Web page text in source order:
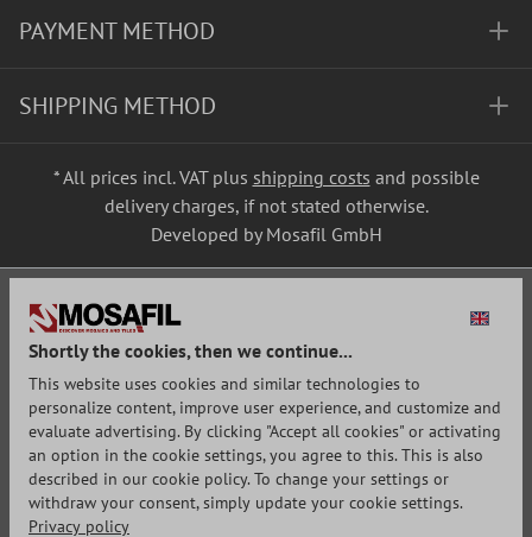
PAYMENT METHOD
SHIPPING METHOD
* All prices incl. VAT plus shipping costs and possible
delivery charges, if not stated otherwise.
Developed by Mosafil GmbH
Shortly the cookies, then we continue...
This website uses cookies and similar technologies to
personalize content, improve user experience, and customize and
evaluate advertising. By clicking "Accept all cookies" or activating
an option in the cookie settings, you agree to this. This is also
described in our cookie policy. To change your settings or
withdraw your consent, simply update your cookie settings.
Privacy policy